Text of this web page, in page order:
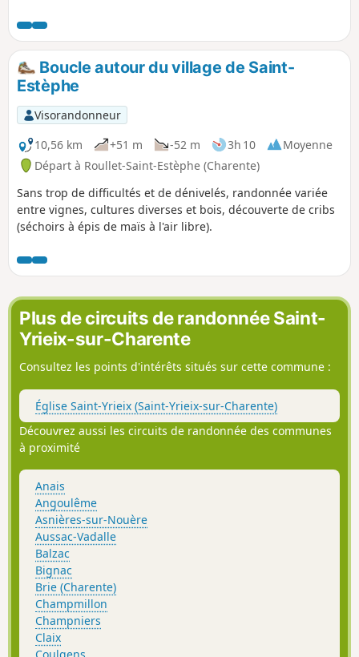
Boucle autour du village de Saint-
Estèphe
Visorandonneur
10,56 km
+51 m -52 m 3h 10
Moyenne
Départ à Roullet-Saint-Estèphe (Charente)
Sans trop de difficultés et de dénivelés, randonnée variée
entre vignes, cultures diverses et bois, découverte de cribs
(séchoirs à épis de maïs à l'air libre).
Plus de circuits de randonnée Saint-
Yrieix-sur-Charente
Consultez les points d'intérêts situés sur cette commune :
Église Saint-Yrieix (Saint-Yrieix-sur-Charente)
Découvrez aussi les circuits de randonnée des communes
à proximité
Anais
Angoulême
Asnières-sur-Nouère
Aussac-Vadalle
Balzac
Bignac
Brie (Charente)
Champmillon
Champniers
Claix